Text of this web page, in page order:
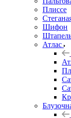
Плиссе
Шифон
Атлас